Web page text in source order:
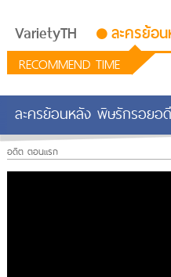
VarietyTH ละครย้อ
RECOMMEND TIME
รั
ละครย้อนหลัง พิษรักรอยอ
อดีต ตอนแรก